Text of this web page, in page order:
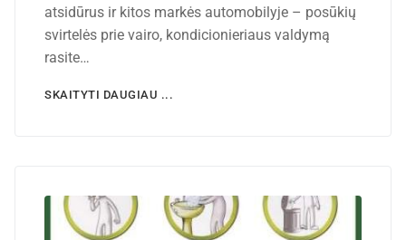
atsidūrus ir kitos markės automobilyje – posūkių
svirtelės prie vairo, kondicionieriaus valdymą
rasite…
SKAITYTI DAUGIAU ...